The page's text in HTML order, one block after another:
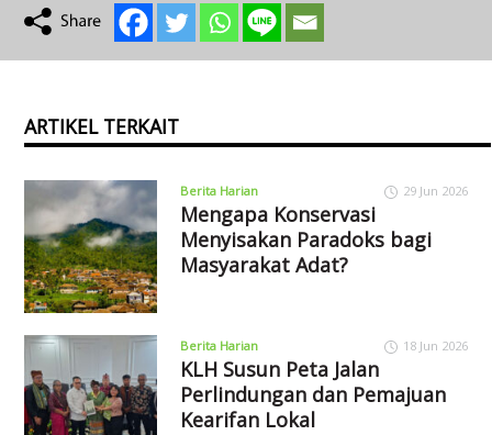
ARTIKEL TERKAIT
Berita Harian 29 Jun 2026
Mengapa Konservasi
Menyisakan Paradoks bagi
Masyarakat Adat?
Berita Harian 18 Jun 2026
KLH Susun Peta Jalan
Perlindungan dan Pemajuan
Kearifan Lokal